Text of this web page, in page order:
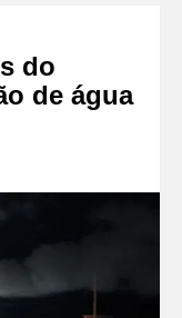
do
de água